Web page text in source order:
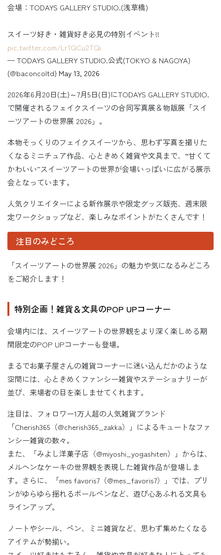
会場：TODAYS GALLERY STUDIO.(浅草橋)
スイーツ好き・雑貨好き必見の特別イベント!!
pic.twitter.com/Lr1QCu2TQi
— TODAYS GALLERY STUDIO.公式(TOKYO & NAGOYA)
(@baconcoltd) May 13, 2026
2026年6月20日(土)～7月5日(日)にTODAYS GALLERY STUDIO.
で開催されるフェイクスイーツの合同写真展＆物販展「スイ
ーツアートの世界展 2026」。
本物そっくりのフェイクスイーツから、思わず写真を撮りた
くなるミニチュア作品、心ときめく雑貨や文具まで、“甘くて
かわいい”スイーツアートの世界が会場いっぱいに広がる展示
会となっています。
人気クリエイターによる新作展示や限定グッズ販売、週末限
定ワークショップなど、楽しみなポイントがたくさんです！
注目のみどころ
「スイーツアートの世界展 2026」の魅力や気になるみどころ
をご紹介します！
特別企画！雑貨＆文具のPOP UPコーナー
会場内には、スイーツアートの世界観をより深く楽しめる期
間限定のPOP UPコーナーも登場。
まるでお菓子屋さんの雑貨コーナーに迷い込んだかのような
空間には、心ときめくファンシー雑貨やステーショナリーが
並び、来場者の目を楽しませてくれます。
注目は、フォロワー1万人超の人気雑貨ブランド
「Cherish365（@cherish365_zakka）」によるキュートなファ
ンシー雑貨の数々。
また、「みよし洋菓子店（@miyoshi_yogashiten）」からは、
メルヘンなケーキの世界観を表現した雑貨作品が登場しま
す。さらに、「mes favoris7（@mes_favoris7）」では、プリ
ンがゆらゆら揺れるボールペンなど、遊び心あふれる文具も
ラインアップ。
ノートやシール、ペン、ミニ雑貨など、思わず集めたくなる
アイテムが勢揃い。